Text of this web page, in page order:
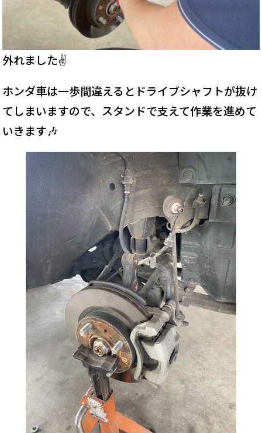
外れました✌️
ホンダ車は一歩間違えるとドライブシャフトが抜け
てしまいますので、スタンドで支えて作業を進めて
いきます🎶